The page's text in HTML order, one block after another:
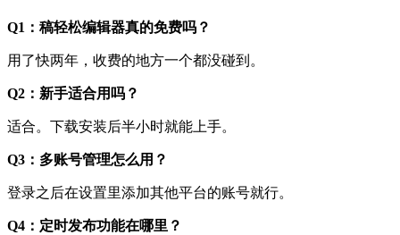
Q1：稿轻松编辑器真的免费吗？
用了快两年，收费的地方一个都没碰到。
Q2：新手适合用吗？
适合。下载安装后半小时就能上手。
Q3：多账号管理怎么用？
登录之后在设置里添加其他平台的账号就行。
Q4：定时发布功能在哪里？